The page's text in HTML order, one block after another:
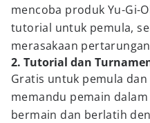
mencoba produk Yu-Gi-
tutorial untuk pemula,
merasakaan
2. Tutorial dan
Gratis untuk pemula
memandu pemain
bermain dan berlatih